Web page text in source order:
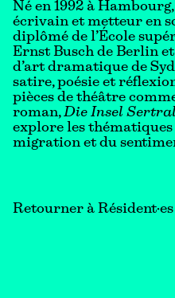
Né en 1992 à
écrivain et metteur en
diplômé de l’École
Ernst Busch de Berlin
d’art dramatique de
satire, poésie et
pièces de théâtre
roman,Die Insel
explore les thématiques
migration et du
Retourner à Résident·es